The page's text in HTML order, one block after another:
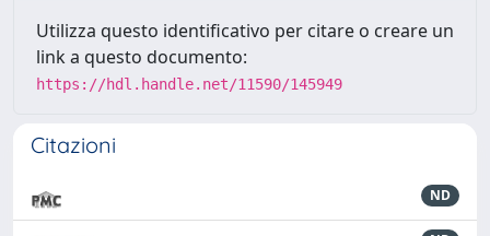
Utilizza questo identificativo per citare o creare un
link a questo documento:
https://hdl.handle.net/11590/145949
Citazioni
ND